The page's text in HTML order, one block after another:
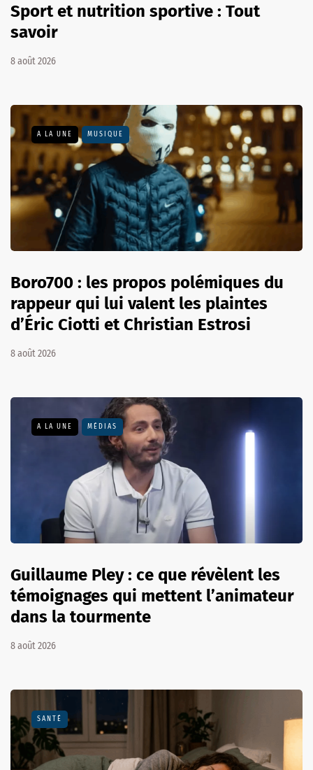
Sport et nutrition sportive : Tout
savoir
8 août 2026
A LA UNE MUSIQUE
Boro700 : les propos polémiques du
rappeur qui lui valent les plaintes
d’Éric Ciotti et Christian Estrosi
8 août 2026
A LA UNE MÉDIAS
Guillaume Pley : ce que révèlent les
témoignages qui mettent l’animateur
dans la tourmente
8 août 2026
SANTÉ